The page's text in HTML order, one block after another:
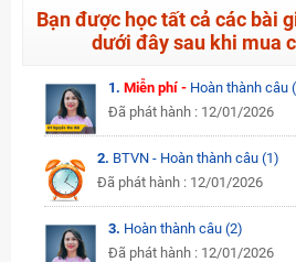
Bạn được học tất cả các bài
dưới đây sau khi mua
1. Miễn phí - Hoàn thành câu
Đã phát hành : 12/01/2026
2. BTVN - Hoàn thành câu (1)
Đã phát hành : 12/01/2026
3. Hoàn thành câu (2)
Đã phát hành : 12/01/2026